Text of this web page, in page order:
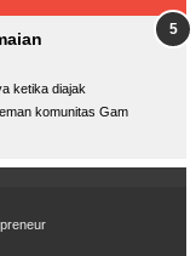
ketika diajak
komunitas Gam